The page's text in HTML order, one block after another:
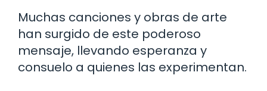
Muchas canciones y obras de arte
han surgido de este poderoso
mensaje, llevando esperanza y
consuelo a quienes las experimentan.